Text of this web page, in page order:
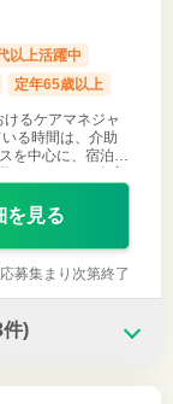
以上活躍中
定年65歳以上
るケアマネジャ
る時間は、介助
を中心に、宿泊サ
がいつまでも自宅
を見る
応募集まり次第終了
件)